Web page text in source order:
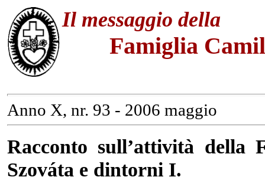
Il messaggio della
Famiglia
Anno X, nr. 93 - 2006 maggio
Racconto sull’attività della
Szováta e dintorni I.